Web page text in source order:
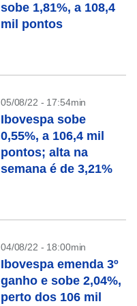
sobe 1,81%, a 108,4
mil pontos
05/08/22 - 17:54min
Ibovespa sobe
0,55%, a 106,4 mil
pontos; alta na
semana é de 3,21%
04/08/22 - 18:00min
Ibovespa emenda 3º
ganho e sobe 2,04%,
perto dos 106 mil